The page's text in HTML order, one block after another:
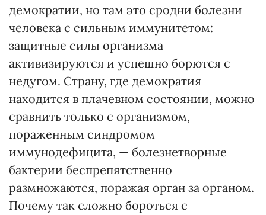
демократии, но там это сродни болезни
человека с сильным иммунитетом:
защитные силы организма
активизируются и успешно борются с
недугом. Страну, где демократия
находится в плачевном состоянии, можно
сравнить только с организмом,
пораженным синдромом
иммунодефицита, — болезнетворные
бактерии беспрепятственно
размножаются, поражая орган за органом.
Почему так сложно бороться с